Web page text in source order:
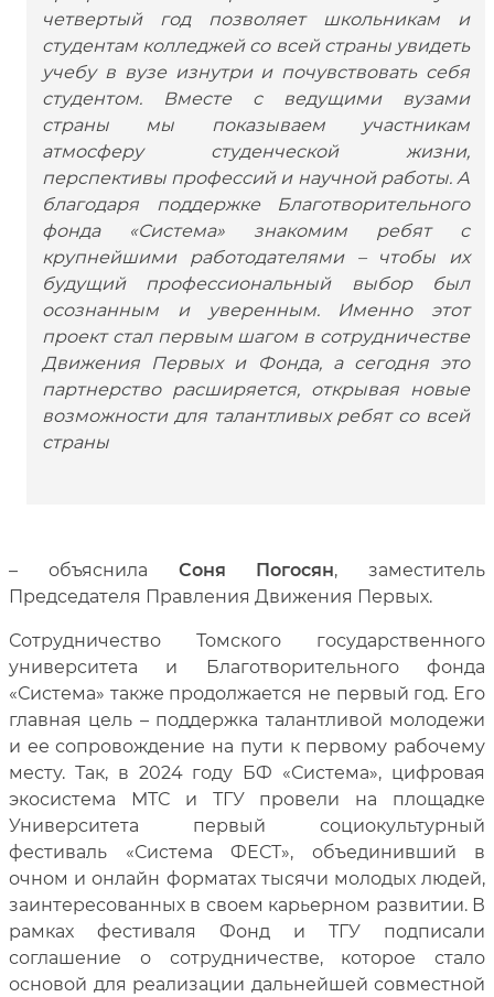
четвертый год позволяет школьникам и
студентам колледжей со всей страны увидеть
учебу в вузе изнутри и почувствовать себя
студентом. Вместе с ведущими вузами
страны мы показываем участникам
атмосферу студенческой жизни,
перспективы профессий и научной работы. А
благодаря поддержке Благотворительного
фонда «Система» знакомим ребят с
крупнейшими работодателями – чтобы их
будущий профессиональный выбор был
осознанным и уверенным. Именно этот
проект стал первым шагом в сотрудничестве
Движения Первых и Фонда, а сегодня это
партнерство расширяется, открывая новые
возможности для талантливых ребят со всей
страны
– объяснила Соня Погосян, заместитель
Председателя Правления Движения Первых.
Сотрудничество Томского государственного
университета и Благотворительного фонда
«Система» также продолжается не первый год. Его
главная цель – поддержка талантливой молодежи
и ее сопровождение на пути к первому рабочему
месту. Так, в 2024 году БФ «Система», цифровая
экосистема МТС и ТГУ провели на площадке
Университета первый социокультурный
фестиваль «Система ФЕСТ», объединивший в
очном и онлайн форматах тысячи молодых людей,
заинтересованных в своем карьерном развитии. В
рамках фестиваля Фонд и ТГУ подписали
соглашение о сотрудничестве, которое стало
основой для реализации дальнейшей совместной